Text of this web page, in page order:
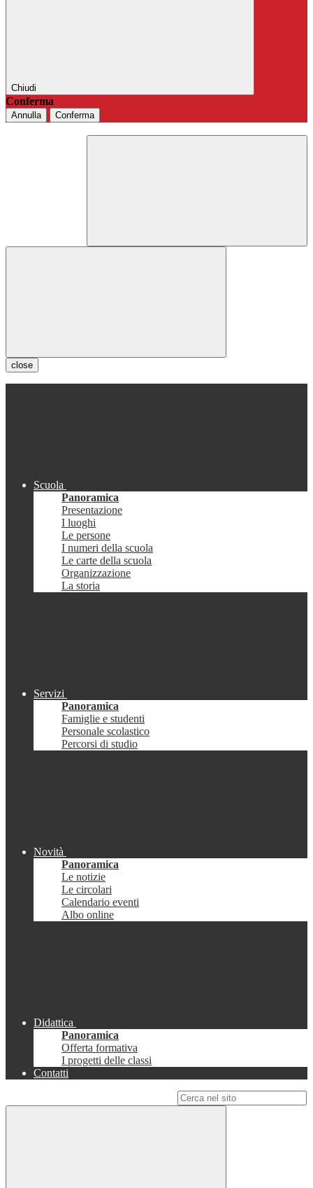
Chiudi
Conferma
Annulla Conferma
close
Scuola
Panoramica
Presentazione
I luoghi
Le persone
I numeri della scuola
Le carte della scuola
Organizzazione
La storia
Servizi
Panoramica
Famiglie e studenti
Personale scolastico
Percorsi di studio
Novità
Panoramica
Le notizie
Le circolari
Calendario eventi
Albo online
Didattica
Panoramica
Offerta formativa
I progetti delle classi
Contatti